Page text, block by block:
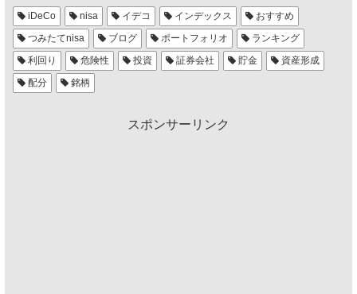
iDeCo nisa イデコ インデックス
おすすめ
つみたてnisa
ブログ ポートフォリオ
ランキング
利回り
危険性 投資 証券会社 貯金
資産形成
配分
銘柄
スポンサーリンク